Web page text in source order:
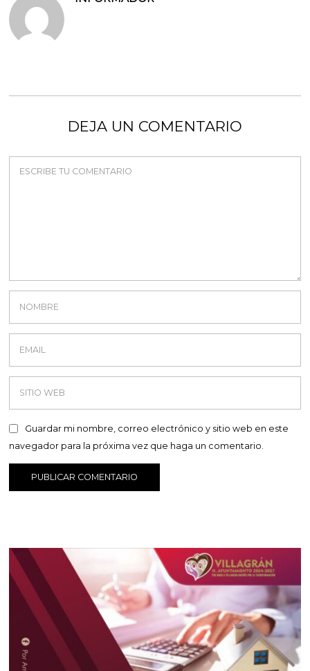
DEJA UN COMENTARIO
Guardar mi nombre, correo electrónico y sitio web en este
navegador para la próxima vez que haga un comentario.